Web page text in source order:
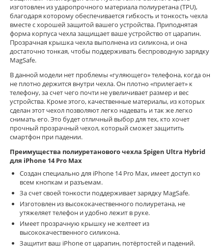
изготовлен из ударопрочного материала полиуретана (TPU),
благодаря которому обеспечивается гибкость и тонкость чехла
вместе с хорошей защитой вашего устройства. Приподнятая
форма корпуса чехла защищает ваше устройство от царапин.
Прозрачная крышка чехла выполнена из силикона, и она
достаточно тонкая, чтобы поддерживать беспроводную зарядку
MagSafe.
В данной модели нет проблемы «гуляющего» телефона, когда он
не плотно держится внутри чехла. Он плотно «прилегает» к
телефону, за счет чего почти не увеличивает размер и вес
устройства. Кроме этого, качественные материалы, из которых
сделан этот чехол позволяют легко надевать и так же легко
снимать его. Это будет отличный выбор для тех, кто хочет
прочный прозрачный чехол, который сможет защитить
смартфон при падении.
Преимущества полиуретанового чехла Spigen Ultra Hybrid
для iPhone 14 Pro Max
Создан специально для iPhone 14 Pro Max, имеет доступ ко
всем кнопкам и разъемам.
За счет своей тонкости поддерживает зарядку MagSafe.
Изготовлен из высококачественного полиуретана, не
утяжеляет телефон и удобно лежит в руке.
Имеет прозрачную крышку не желтеет из
высококачественного силикона.
Защитит ваш iPhone от царапин, потёртостей и падений.